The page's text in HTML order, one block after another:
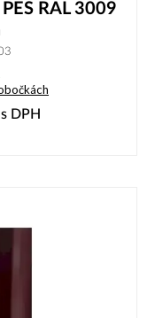
RAL 3009
s DPH